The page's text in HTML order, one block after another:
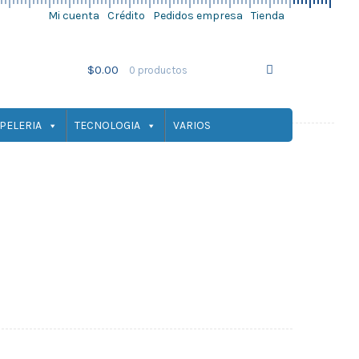
Mi cuenta Crédito Pedidos empresa Tienda
$0.00 0 productos
TECNOLOGIA VARIOS